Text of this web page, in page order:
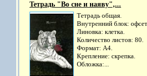
Тетрадь "Во сне и наяву",...
Тетрадь общая.
Внутренний блок:
Линовка: клетка.
Количество листов: 80.
Формат: А4.
Крепление: скрепка.
Обложка:...